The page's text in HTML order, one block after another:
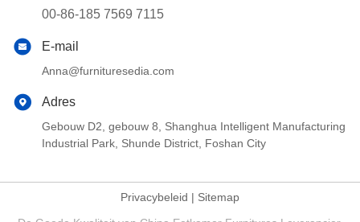
00-86-185 7569 7115
E-mail
Anna@furnituresedia.com
Adres
Gebouw D2, gebouw 8, Shanghua Intelligent Manufacturing
Industrial Park, Shunde District, Foshan City
Privacybeleid | Sitemap